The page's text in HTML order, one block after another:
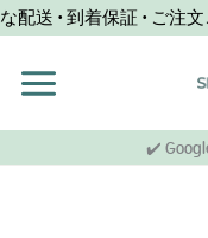
コ
ン
ツ
• 到着保証 • ご注
✔️